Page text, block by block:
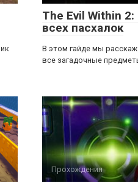
The Evil Within
всех пасхалок
В этом гайде мы
все загадочные
Прохождения